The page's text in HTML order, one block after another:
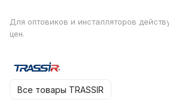
Для оптовиков и инсталляторов
цен.
Все товары TRASSIR